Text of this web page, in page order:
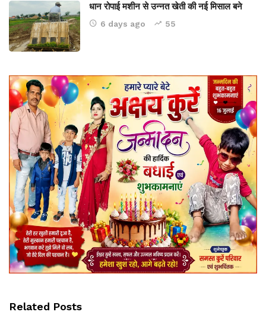
धान रोपाई मशीन से उन्नत खेती की नई मिसाल बने
6 days ago 55
Related Posts